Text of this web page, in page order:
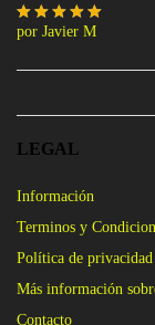
Valorado
por Javier M
LEGAL
Información
Terminos y
Política de privacidad
Más información
Contacto